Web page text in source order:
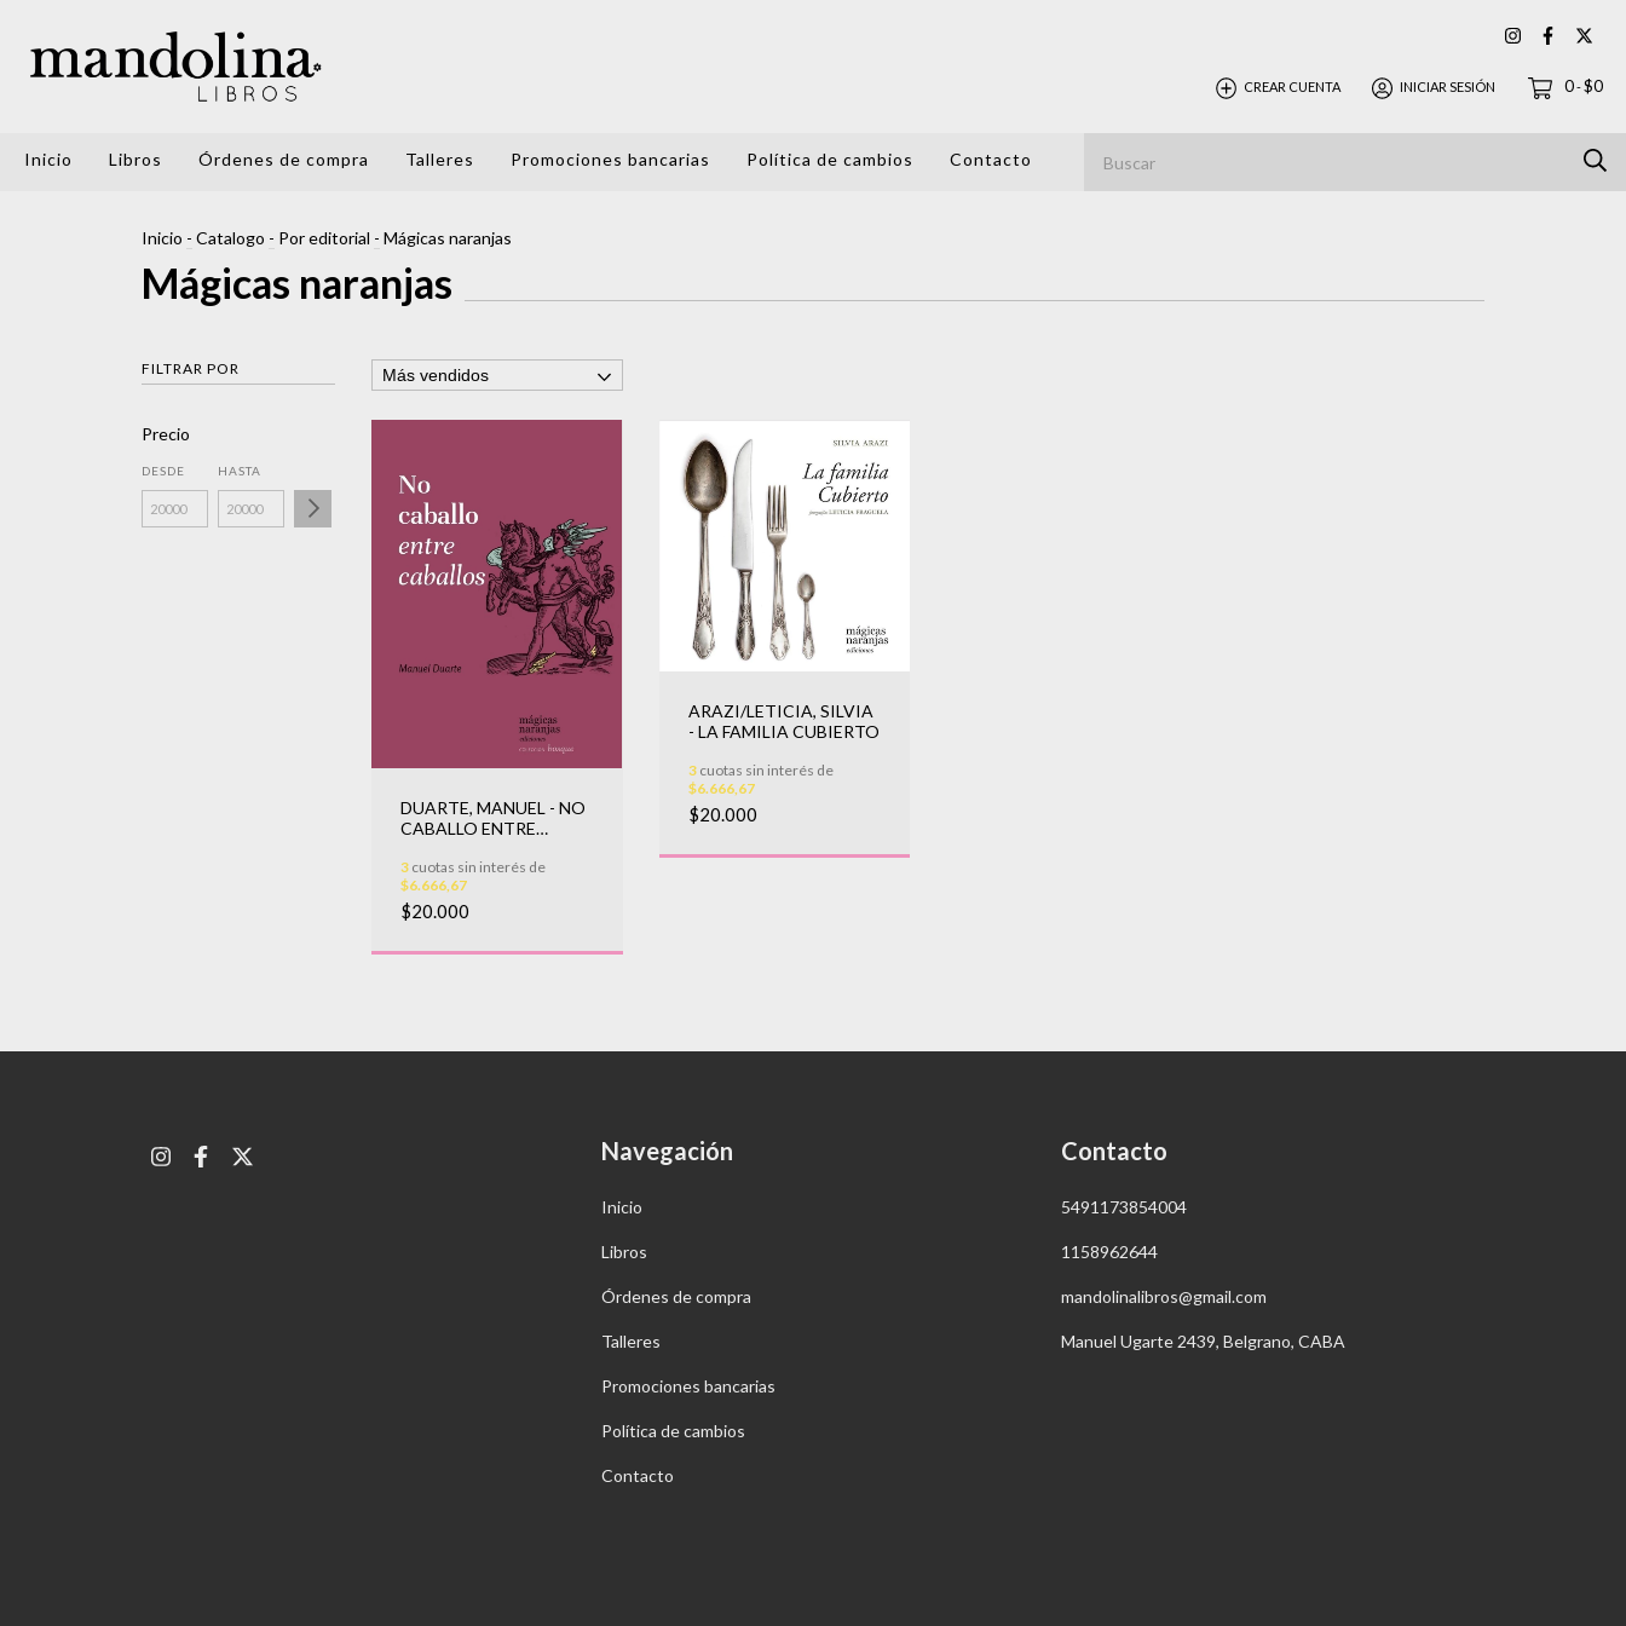
CREAR CUENTA INICIAR SESIÓN 0-$0
Inicio Libros Órdenes de compra Talleres Promociones bancarias Política de cambios Contacto
Inicio - Catalogo - Por editorial - Mágicas naranjas
Mágicas naranjas
FILTRAR POR
Precio
DESDE HASTA
DUARTE, MANUEL - NO
CABALLO ENTRE
3 cuotas sin interés de
$6.666,67
$20.000
ARAZI/LETICIA, SILVIA
- LA FAMILIA CUBIERTO
3cuotas sin interés de
$6.666,67
$20.000
Navegación
Inicio
Libros
Órdenes de compra
Talleres
Promociones bancarias
Política de cambios
Contacto
Contacto
5491173854004
1158962644
mandolinalibros@gmail.com
Manuel Ugarte 2439, Belgrano, CABA